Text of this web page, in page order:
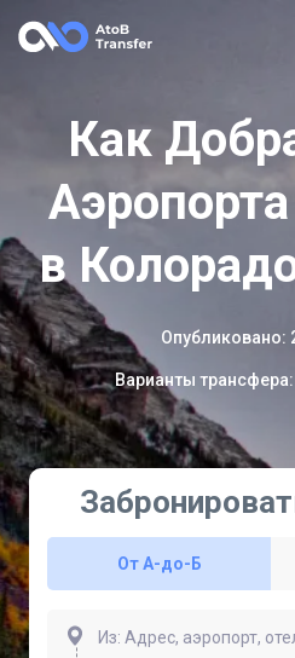
Как
в
Опубликовано:
Варианты трансфера:
От A-до-Б